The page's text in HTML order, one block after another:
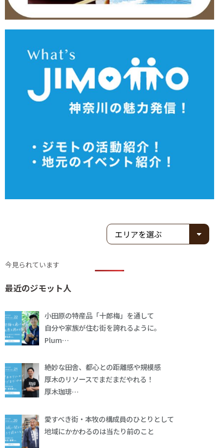
今見られています
最近のジモット人
小田原の特産品「十郎梅」を通して
自分や家族が住む街を誇れるように。
Plum…
絶妙な田舎、都心との距離感や規模感
厚木のリソースでまだまだやれる！
厚木珈琲…
愛すべき街・本牧の構成員のひとりとして
地域にかかわるのは当たり前のこと